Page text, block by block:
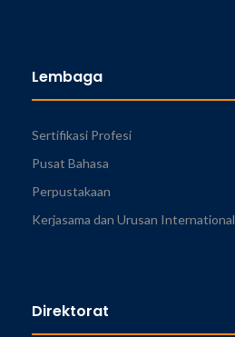
Lembaga
Sertifikasi Profesi
Pusat Bahasa
Perpustakaan
Kerjasama dan Urusan International
Direktorat